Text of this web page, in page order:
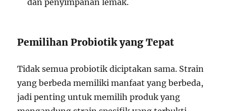
dan penyimpanan lemak.
Pemilihan Probiotik yang Tepat
Tidak semua probiotik diciptakan sama. Strain
yang berbeda memiliki manfaat yang berbeda,
jadi penting untuk memilih produk yang